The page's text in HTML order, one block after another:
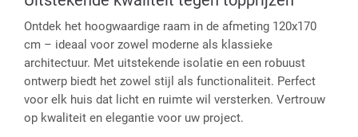
Ontdek het hoogwaardige raam in de afmeting 120x170
cm – ideaal voor zowel moderne als klassieke
architectuur. Met uitstekende isolatie en een robuust
ontwerp biedt het zowel stijl als functionaliteit. Perfect
voor elk huis dat licht en ruimte wil versterken. Vertrouw
op kwaliteit en elegantie voor uw project.